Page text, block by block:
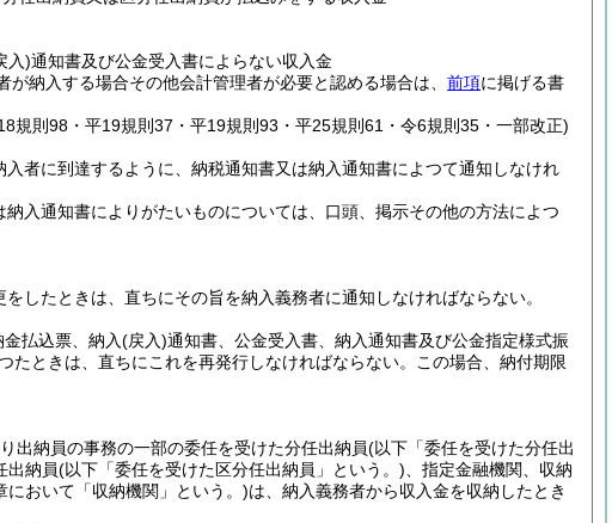
入)通知書及び公金受入書によらない収入金
納入する場合その他会計管理者が必要と認める場合は、 前項に掲げる書
則98・平19規則37・平19規則93・平25規則61・令6規則35・一部改正)
者に到達するように、納税通知書又は納入通知書によつて通知しなけれ
入通知書によりがたいものについては、口頭、掲示その他の方法によつ
したときは、直ちにその旨を納入義務者に通知しなければならない。
払込票、納入(戻入)通知書、公金受入書、納入通知書及び公金指定様式振
たときは、直ちにこれを再発行しなければならない。
この場合、納付期限
出納員の事務の一部の委任を受けた分任出納員(以下「委任を受けた分任出
出納員(以下「委任を受けた区分任出納員」という。) 、指定金融機関、収納
において「収納機関」という。)は、納入義務者から収入金を収納したとき